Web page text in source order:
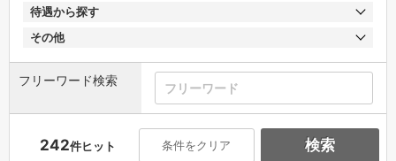
待遇から探す
その他
フリーワード検索
242件ヒット 条件をクリア 検索